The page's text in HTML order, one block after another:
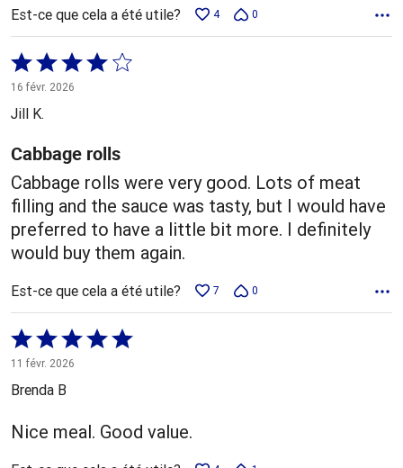
Est-ce que cela a été utile? 4 0
Coté
4 sur
5
16 févr. 2026
Jill K.
Cabbage rolls
Cabbage rolls were very good. Lots of meat
filling and the sauce was tasty, but I would have
preferred to have a little bit more. I definitely
would buy them again.
Est-ce que cela a été utile? 7 0
Coté
5 sur
5
11 févr. 2026
Brenda B
Nice meal. Good value.